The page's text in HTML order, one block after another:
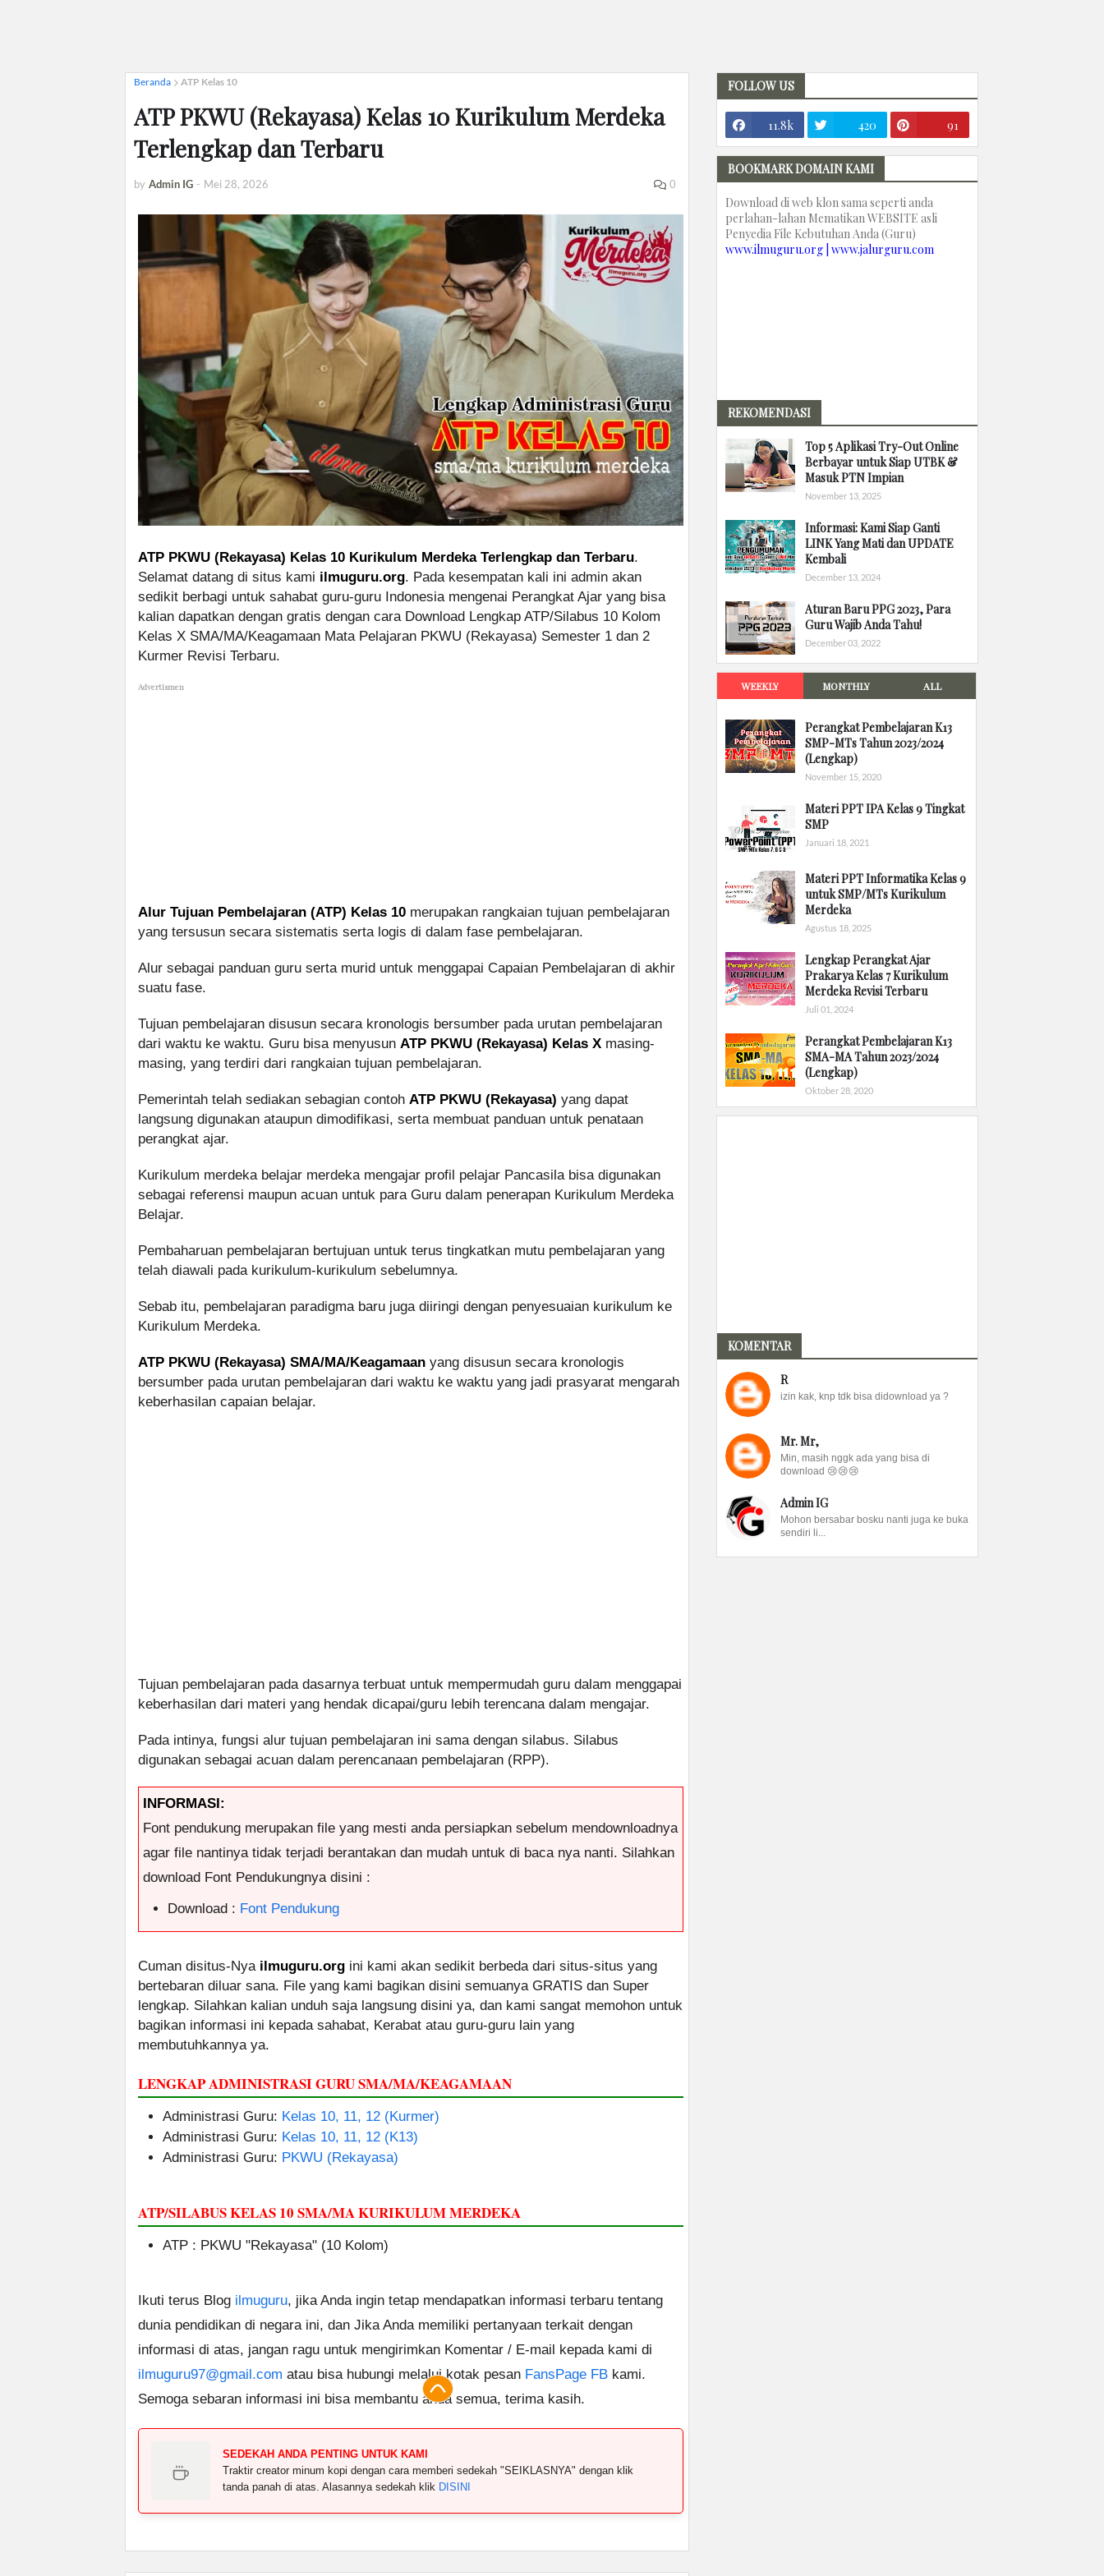
Beranda ATP Kelas 10
ATP PKWU (Rekayasa) Kelas 10 Kurikulum Merdeka
Terlengkap dan Terbaru
by Admin IG - Mei 28, 2026 0
ATP PKWU (Rekayasa) Kelas 10 Kurikulum Merdeka Terlengkap dan Terbaru.
Selamat datang di situs kami ilmuguru.org. Pada kesempatan kali ini admin akan
sedikit berbagi untuk sahabat guru-guru Indonesia mengenai Perangkat Ajar yang bisa
kalian dapatkan dengan gratis dengan cara Download Lengkap ATP/Silabus 10 Kolom
Kelas X SMA/MA/Keagamaan Mata Pelajaran PKWU (Rekayasa) Semester 1 dan 2
Kurmer Revisi Terbaru.
Advertismen
Alur Tujuan Pembelajaran (ATP) Kelas 10 merupakan rangkaian tujuan pembelajaran
yang tersusun secara sistematis serta logis di dalam fase pembelajaran.
Alur sebagai panduan guru serta murid untuk menggapai Capaian Pembelajaran di akhir
suatu fase.
Tujuan pembelajaran disusun secara kronologis bersumber pada urutan pembelajaran
dari waktu ke waktu. Guru bisa menyusun ATP PKWU (Rekayasa) Kelas X masing-
masing, yang terdiri dari rangkaian tujuan pembelajaran.
Pemerintah telah sediakan sebagian contoh ATP PKWU (Rekayasa) yang dapat
langsung digunakan ataupun dimodifikasi, serta membuat panduan untuk penataan
perangkat ajar.
Kurikulum merdeka belajar merdeka mengajar profil pelajar Pancasila bisa digunakan
sebagai referensi maupun acuan untuk para Guru dalam penerapan Kurikulum Merdeka
Belajar.
Pembaharuan pembelajaran bertujuan untuk terus tingkatkan mutu pembelajaran yang
telah diawali pada kurikulum-kurikulum sebelumnya.
Sebab itu, pembelajaran paradigma baru juga diiringi dengan penyesuaian kurikulum ke
Kurikulum Merdeka.
ATP PKWU (Rekayasa) SMA/MA/Keagamaan yang disusun secara kronologis
bersumber pada urutan pembelajaran dari waktu ke waktu yang jadi prasyarat mengarah
keberhasilan capaian belajar.
Tujuan pembelajaran pada dasarnya terbuat untuk mempermudah guru dalam menggapai
keberhasilan dari materi yang hendak dicapai/guru lebih terencana dalam mengajar.
Pada intinya, fungsi alur tujuan pembelajaran ini sama dengan silabus. Silabus
digunakan sebagai acuan dalam perencanaan pembelajaran (RPP).
INFORMASI:
Font pendukung merupakan file yang mesti anda persiapkan sebelum mendownloadnya
agar file nantinya tidak terjadi berantakan dan mudah untuk di baca nya nanti. Silahkan
download Font Pendukungnya disini :
Download : Font Pendukung
Cuman disitus-Nya ilmuguru.org ini kami akan sedikit berbeda dari situs-situs yang
bertebaran diluar sana. File yang kami bagikan disini semuanya GRATIS dan Super
lengkap. Silahkan kalian unduh saja langsung disini ya, dan kami sangat memohon untuk
bagikan informasi ini kepada sahabat, Kerabat atau guru-guru lain yang
membutuhkannya ya.
LENGKAP ADMINISTRASI GURU SMA/MA/KEAGAMAAN
Administrasi Guru: Kelas 10, 11, 12 (Kurmer)
Administrasi Guru: Kelas 10, 11, 12 (K13)
Administrasi Guru: PKWU (Rekayasa)
ATP/SILABUS KELAS 10 SMA/MA KURIKULUM MERDEKA
ATP : PKWU "Rekayasa" (10 Kolom)
Ikuti terus Blog ilmuguru, jika Anda ingin tetap mendapatkan informasi terbaru tentang
dunia pendidikan di negara ini, dan Jika Anda memiliki pertanyaan terkait dengan
informasi di atas, jangan ragu untuk mengirimkan Komentar / E-mail kepada kami di
ilmuguru97@gmail.com atau bisa hubungi melalui kotak pesan FansPage FB kami.
Semoga sebaran informasi ini bisa membantu anda semua, terima kasih.
SEDEKAH ANDA PENTING UNTUK KAMI
Traktir creator minum kopi dengan cara memberi sedekah "SEIKLASNYA" dengan klik
tanda panah di atas. Alasannya sedekah klik DISINI
FOLLOW US
11.8k 420 91
BOOKMARK DOMAIN KAMI
Download di web klon sama seperti anda
perlahan-lahan Mematikan WEBSITE asli
Penyedia File Kebutuhan Anda (Guru)
www.ilmuguru.org | www.jalurguru.com
REKOMENDASI
Top 5 Aplikasi Try-Out Online
Berbayar untuk Siap UTBK &
Masuk PTN Impian
November 13, 2025
Informasi: Kami Siap Ganti
LINK Yang Mati dan UPDATE
Kembali
December 13, 2024
Aturan Baru PPG 2023, Para
Guru Wajib Anda Tahu!
December 03, 2022
WEEKLY MONTHLY ALL
Perangkat Pembelajaran K13
SMP-MTs Tahun 2023/2024
(Lengkap)
November 15, 2020
Materi PPT IPA Kelas 9 Tingkat
SMP
Januari 18, 2021
Materi PPT Informatika Kelas 9
untuk SMP/MTs Kurikulum
Merdeka
Agustus 18, 2025
Lengkap Perangkat Ajar
Prakarya Kelas 7 Kurikulum
Merdeka Revisi Terbaru
Juli 01, 2024
Perangkat Pembelajaran K13
SMA-MA Tahun 2023/2024
(Lengkap)
Oktober 28, 2020
KOMENTAR
R
izin kak, knp tdk bisa didownload ya ?
Mr. Mr,
Min, masih nggk ada yang bisa di
download 😢😢😢
Admin IG
Mohon bersabar bosku nanti juga ke buka
sendiri li...